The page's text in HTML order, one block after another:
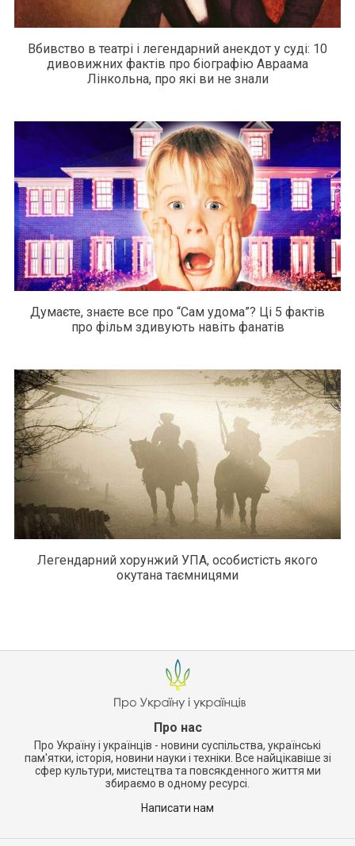
Вбивство в театрі і легендарний анекдот у суді: 10
дивовижних фактів про біографію Авраама
Лінкольна, про які ви не знали
Думаєте, знаєте все про “Сам удома”? Ці 5 фактів
про фільм здивують навіть фанатів
Легендарний хорунжий УПА, особистість якого
окутана таємницями
Про нас
Про Україну і українців - новини суспільства, українські
пам'ятки, історія, новини науки і техніки. Все найцікавіше зі
сфер культури, мистецтва та повсякденного життя ми
збираємо в одному ресурсі.
Написати нам